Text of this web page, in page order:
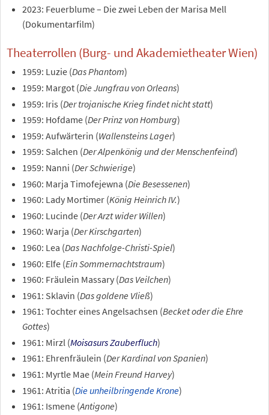
2023: Feuerblume – Die zwei Leben der Marisa Mell
(Dokumentarfilm)
Theaterrollen (Burg- und Akademietheater Wien)
1959: Luzie (Das Phantom)
1959: Margot (Die Jungfrau von Orleans)
1959: Iris (Der trojanische Krieg findet nicht statt)
1959: Hofdame (Der Prinz von Homburg)
1959: Aufwärterin (Wallensteins Lager)
1959: Salchen (Der Alpenkönig und der Menschenfeind)
1959: Nanni (Der Schwierige)
1960: Marja Timofejewna (Die Besessenen)
1960: Lady Mortimer (König Heinrich IV.)
1960: Lucinde (Der Arzt wider Willen)
1960: Warja (Der Kirschgarten)
1960: Lea (Das Nachfolge-Christi-Spiel)
1960: Elfe (Ein Sommernachtstraum)
1960: Fräulein Massary (Das Veilchen)
1961: Sklavin (Das goldene Vließ)
1961: Tochter eines Angelsachsen (Becket oder die Ehre
Gottes)
1961: Mirzl (Moisasurs Zauberfluch)
1961: Ehrenfräulein (Der Kardinal von Spanien)
1961: Myrtle Mae (Mein Freund Harvey)
1961: Atritia (Die unheilbringende Krone)
1961: Ismene (Antigone)